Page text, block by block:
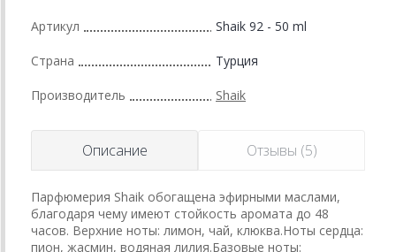
Артикул Shaik 92 - 50 ml
Страна Турция
Производитель Shaik
Описание Отзывы (5)
Парфюмерия Shaik обогащена эфирными маслами,
благодаря чему имеют стойкость аромата до 48
часов. Верхние ноты: лимон, чай, клюква.Ноты сердца:
пион, жасмин, водяная лилия.Базовые ноты: